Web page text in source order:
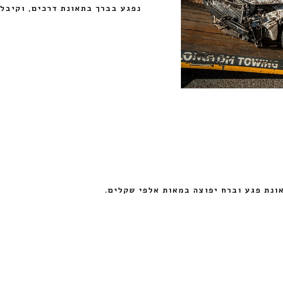
נפגע בברך בתאונת דרכים, וקיבל 700 אלף שקל!
פגע וברח יפוצה במאות אלפי שקלים.